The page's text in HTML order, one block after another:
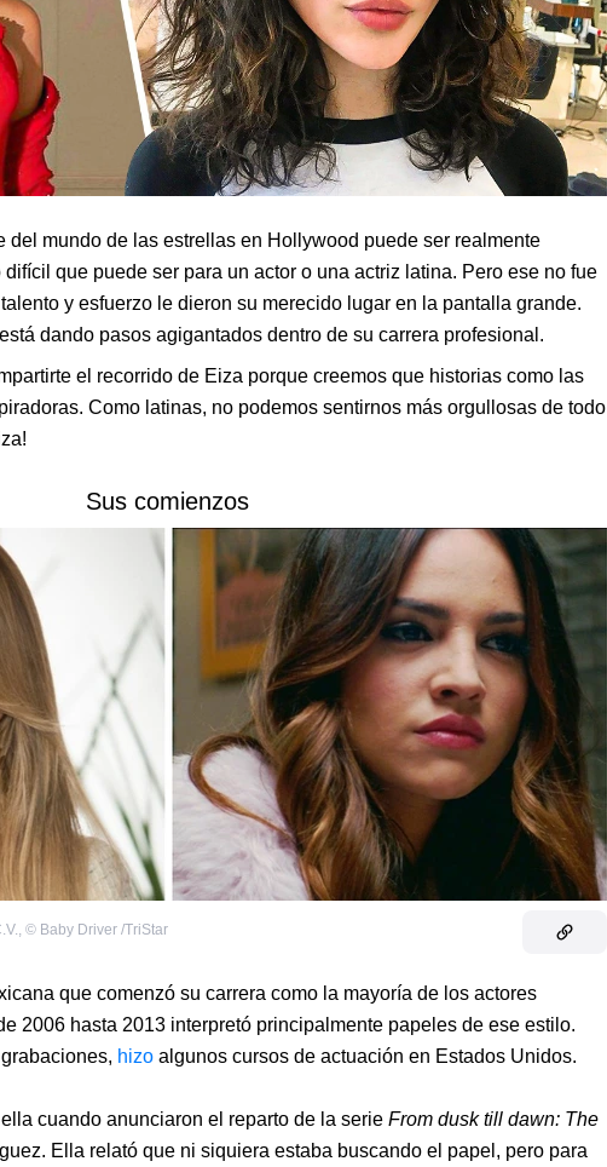
del mundo de las estrellas en Hollywood puede ser realmente
que puede ser para un actor o una actriz latina. Pero ese no fue
y esfuerzo le dieron su merecido lugar en la pantalla grande.
dando pasos agigantados dentro de su carrera profesional.
el recorrido de Eiza porque creemos que historias como las
Como latinas, no podemos sentirnos más orgullosas de todo
Sus comienzos
, © Baby Driver /TriStar
que comenzó su carrera como la mayoría de los actores
2006 hasta 2013 interpretó principalmente papeles de ese estilo.
hizo algunos cursos de actuación en Estados Unidos.
cuando anunciaron el reparto de la serie From dusk till dawn: The
Ella relató que ni siquiera estaba buscando el papel, pero para